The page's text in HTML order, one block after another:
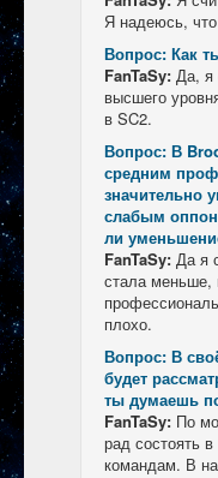
Я надеюсь,
Вопрос: Как
FanTaSy: Да, я
высшего
в SC2.
Вопрос: В
средним
значительно
слабым
ли
FanTaSy: Да я
стала меньше,
плохо.
Вопрос: В
будет
ты думаешь
FanTaSy: По
рад состоять
командам. В